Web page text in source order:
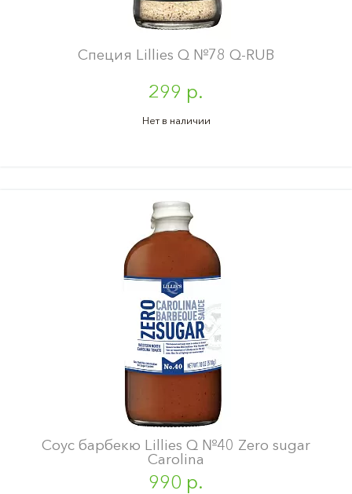
Специя Lillies Q №78 Q-RUB
299 р.
Нет в наличии
Соус барбекю Lillies Q №40 Zero sugar
Carolina
990 р.